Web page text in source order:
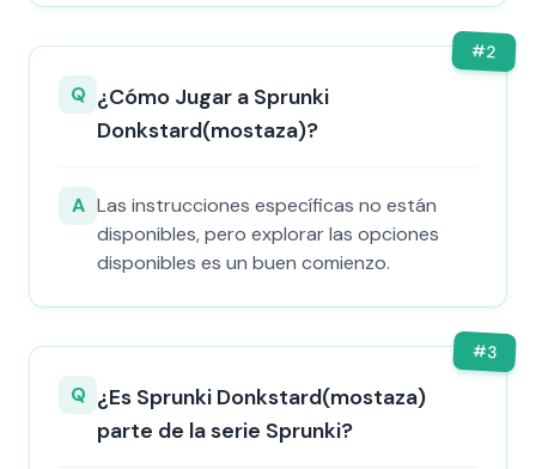
#2
Q ¿Cómo Jugar a Sprunki
Donkstard(mostaza)?
A Las instrucciones específicas no están
disponibles, pero explorar las opciones
disponibles es un buen comienzo.
#3
Q ¿Es Sprunki Donkstard(mostaza)
parte de la serie Sprunki?